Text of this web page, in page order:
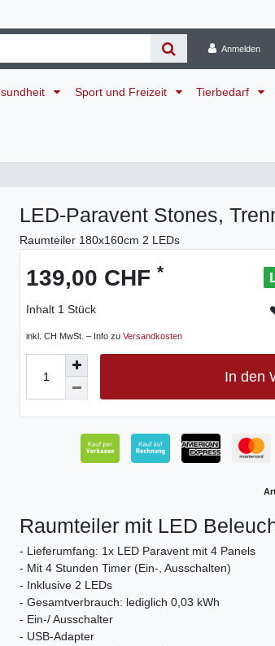
Anmelden
Sport und Freizeit Tierbedarf
LED-Paravent Stones,
Raumteiler 180x160cm 2 LEDs
139,00 CHF *
Inhalt 1 Stück
inkl. CH MwSt. – Info zu Versandkosten
In den
Raumteiler mit LED
- Lieferumfang: 1x LED Paravent mit 4 Panels
- Mit 4 Stunden Timer (Ein-, Ausschalten)
- Inklusive 2 LEDs
- Gesamtverbrauch: lediglich 0,03 kWh
- Ein-/ Ausschalter
- USB-Adapter